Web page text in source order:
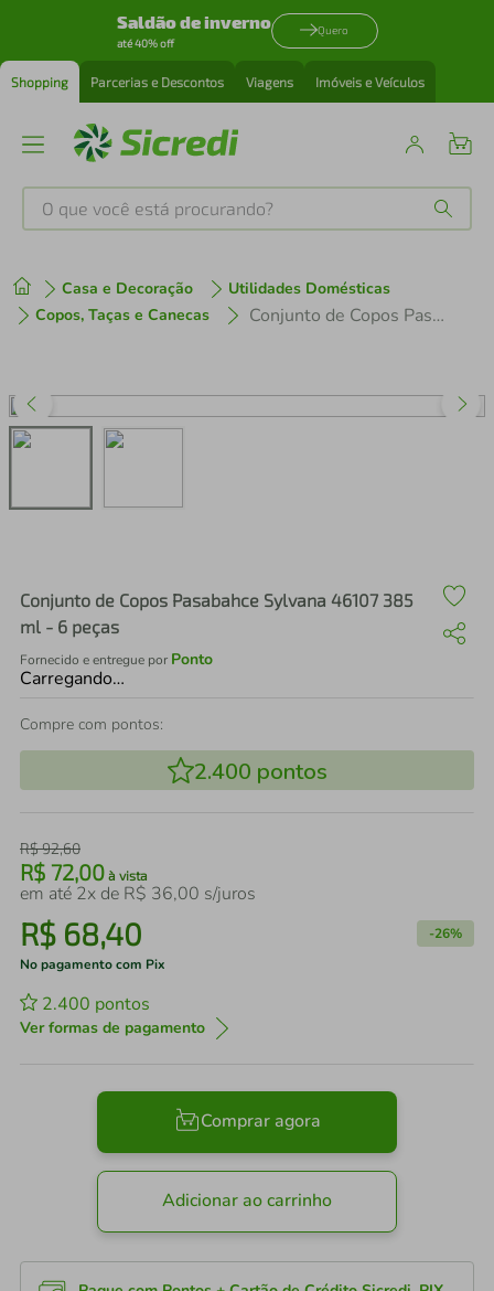
Saldão de inverno
até 40% off
Quero
Shopping Parcerias e Descontos Viagens Imóveis e Veículos
O que você está procurando?
Casa e Decoração
Utilidades Domésticas
Copos, Taças e Canecas
Conjunto de Copos Pasabahce Sylvana 46107 385 ml - 6 peças
Conjunto de Copos Pasabahce Sylvana 46107 385
ml - 6 peças
Fornecido e entregue por Ponto
Carregando…
Compre com pontos:
2.400 pontos
R$92,60
R$ 72,00 à vista
em até 2x de R$ 36,00 s/juros
R$ 68,40 -26%
No pagamento com Pix
2.400 pontos
Ver formas de pagamento
Comprar agora
Adicionar ao carrinho
1º tenis
3º perfume